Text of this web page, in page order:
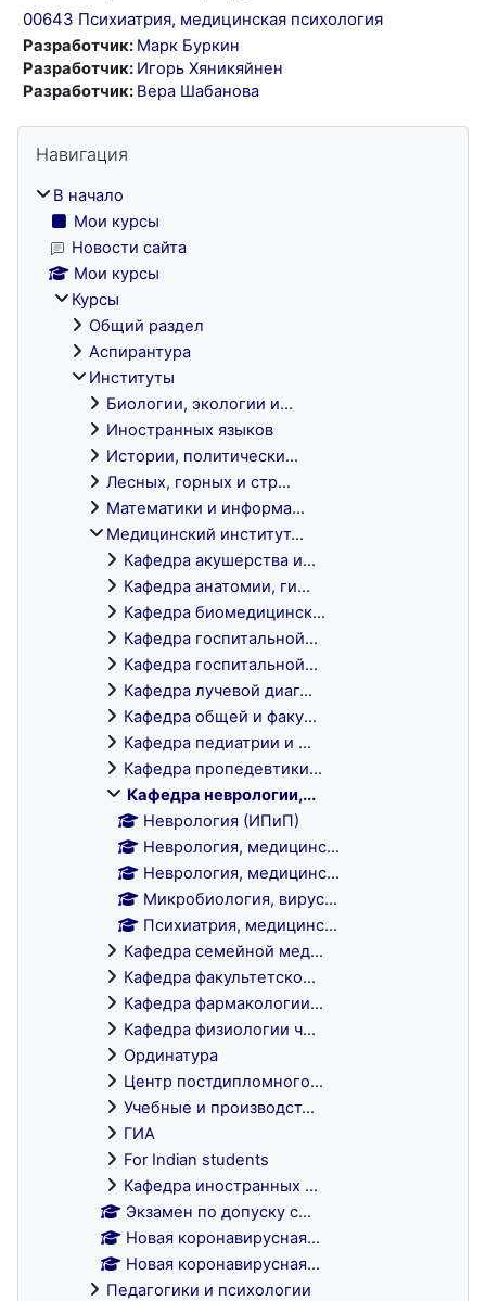
00643 Психиатрия, медицинская психология
Разработчик: Марк Буркин
Разработчик: Игорь Хяникяйнен
Разработчик: Вера Шабанова
Блоки
Навигация
В начало
Мои курсы
Новости сайта
Мои курсы
Курсы
Общий раздел
Аспирантура
Институты
Биологии, экологии и...
Иностранных языков
Истории, политически...
Лесных, горных и стр...
Математики и информа...
Медицинский институт...
Кафедра акушерства и...
Кафедра анатомии, ги...
Кафедра биомедицинск...
Кафедра госпитальной...
Кафедра госпитальной...
Кафедра лучевой диаг...
Кафедра общей и факу...
Кафедра педиатрии и ...
Кафедра пропедевтики...
Кафедра неврологии,...
Неврология (ИПиП)
Неврология, медицинс...
Неврология, медицинс...
Микробиология, вирус...
Психиатрия, медицинс...
Кафедра семейной мед...
Кафедра факультетско...
Кафедра фармакологии...
Кафедра физиологии ч...
Ординатура
Центр постдипломного...
Учебные и производст...
ГИА
For Indian students
Кафедра иностранных ...
Экзамен по допуску с...
Новая коронавирусная...
Новая коронавирусная...
Педагогики и психологии